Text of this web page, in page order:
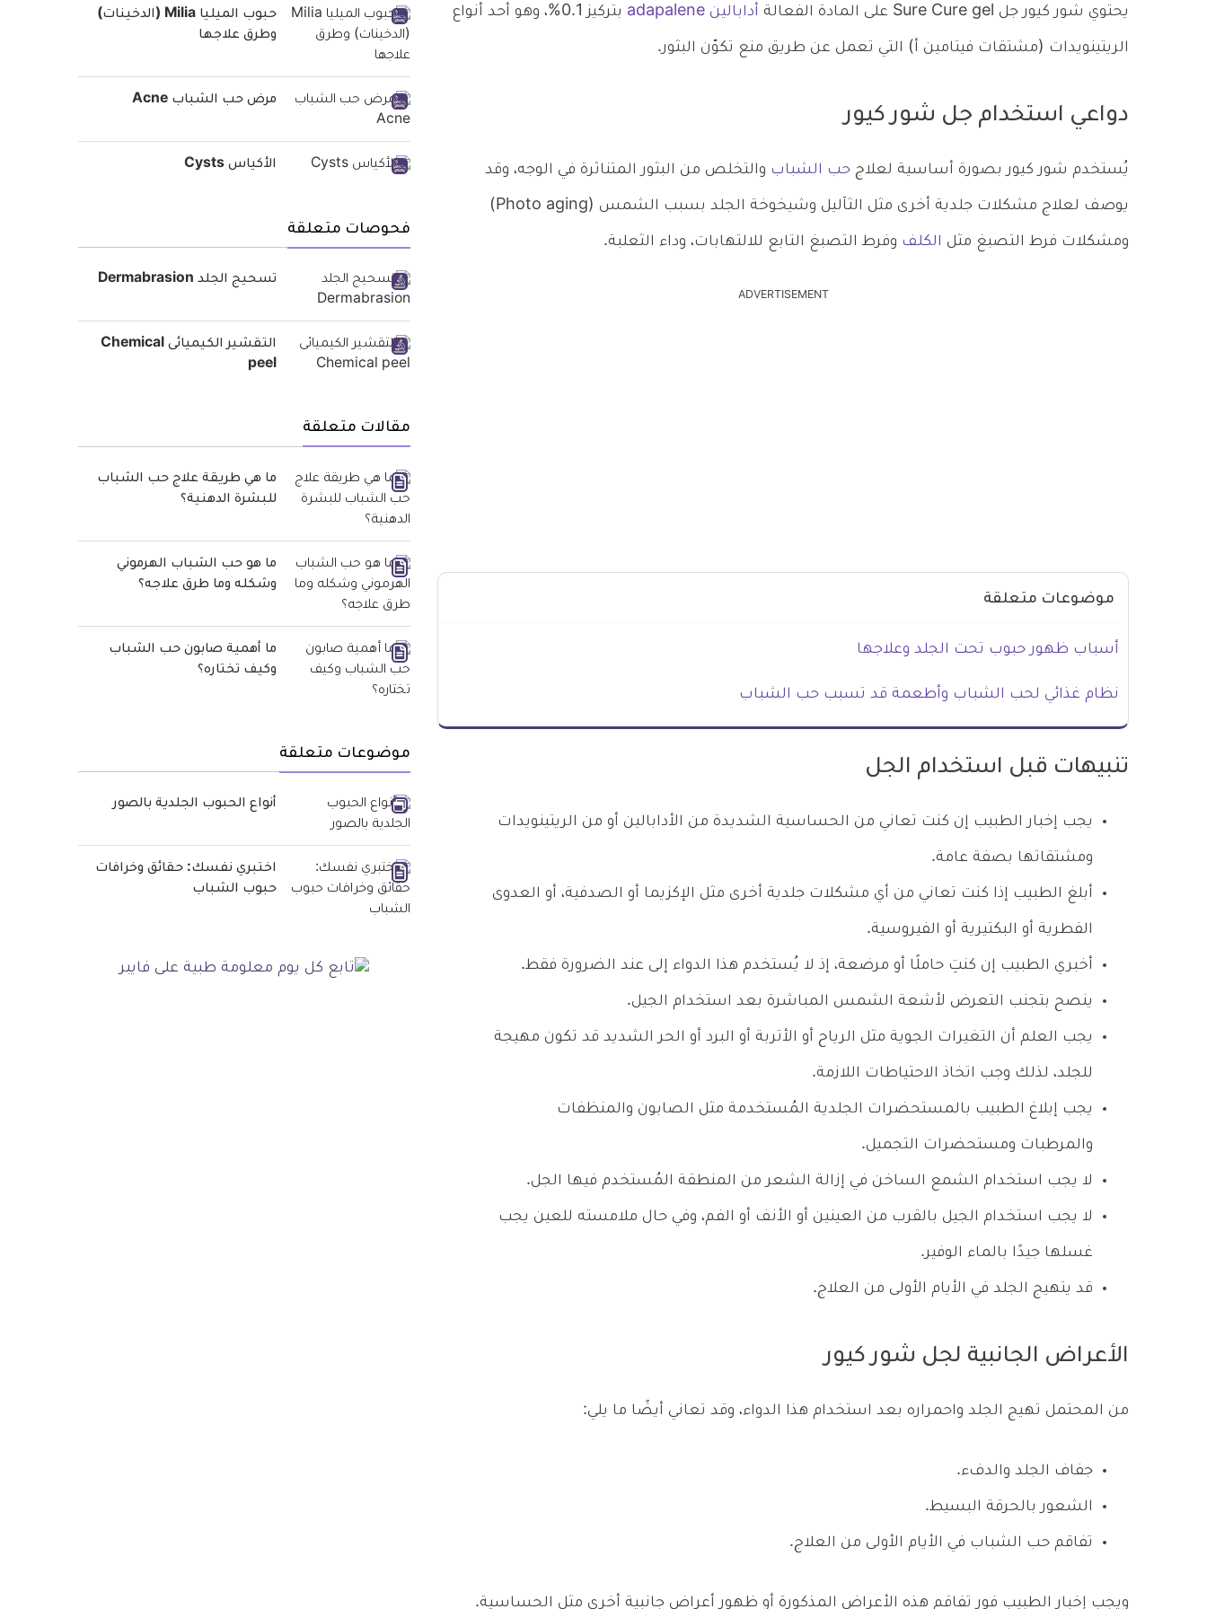
يحتوي شور كيور جل Sure Cure gel على المادة الفعالة أدابالين adapalene بتركيز 0.1%، وهو أحد أنواع
الريتينويدات (مشتقات فيتامين أ) التي تعمل عن طريق منع تكوّن البثور.
دواعي استخدام جل شور كيور
يُستخدم شور كيور بصورة أساسية لعلاج حب الشباب والتخلص من البثور المتناثرة في الوجه، وقد
يوصف لعلاج مشكلات جلدية أخرى مثل الثآليل وشيخوخة الجلد بسبب الشمس (Photo aging)
ومشكلات فرط التصبغ مثل الكلف وفرط التصبغ التابع للالتهابات، وداء الثعلبة.
ADVERTISEMENT
موضوعات متعلقة
أسباب ظهور حبوب تحت الجلد وعلاجها
نظام غذائي لحب الشباب وأطعمة قد تسبب حب الشباب
تنبيهات قبل استخدام الجل
يجب إخبار الطبيب إن كنت تعاني من الحساسية الشديدة من الأدابالين أو من الريتينويدات
ومشتقاتها بصفة عامة.
أبلغ الطبيب إذا كنت تعاني من أي مشكلات جلدية أخرى مثل الإكزيما أو الصدفية، أو العدوى
الفطرية أو البكتيرية أو الفيروسية.
أخبري الطبيب إن كنتِ حاملًا أو مرضعة، إذ لا يُستخدم هذا الدواء إلى عند الضرورة فقط.
ينصح بتجنب التعرض لأشعة الشمس المباشرة بعد استخدام الجيل.
يجب العلم أن التغيرات الجوية مثل الرياح أو الأتربة أو البرد أو الحر الشديد قد تكون مهيجة
للجلد، لذلك وجب اتخاذ الاحتياطات اللازمة.
يجب إبلاغ الطبيب بالمستحضرات الجلدية المُستخدمة مثل الصابون والمنظفات
والمرطبات ومستحضرات التجميل.
لا يجب استخدام الشمع الساخن في إزالة الشعر من المنطقة المُستخدم فيها الجل.
لا يجب استخدام الجيل بالقرب من العينين أو الأنف أو الفم، وفي حال ملامسته للعين يجب
غسلها جيدًا بالماء الوفير.
قد يتهيج الجلد في الأيام الأولى من العلاج.
الأعراض الجانبية لجل شور كيور
من المحتمل تهيج الجلد واحمراره بعد استخدام هذا الدواء، وقد تعاني أيضًا ما يلي:
جفاف الجلد والدفء.
الشعور بالحرقة البسيط.
تفاقم حب الشباب في الأيام الأولى من العلاج.
ويجب إخبار الطبيب فور تفاقم هذه الأعراض المذكورة أو ظهور أعراض جانبية أخرى مثل الحساسية.
حبوب الميليا Milia (الدخينات)
وطرق علاجها
مرض حب الشباب Acne
الأكياس Cysts
فحوصات متعلقة
تسحيج الجلد Dermabrasion
التقشير الكيميائى Chemical
peel
مقالات متعلقة
ما هي طريقة علاج حب الشباب
للبشرة الدهنية؟
ما هو حب الشباب الهرموني
وشكله وما طرق علاجه؟
ما أهمية صابون حب الشباب
وكيف تختاره؟
موضوعات متعلقة
أنواع الحبوب الجلدية بالصور
اختبري نفسك: حقائق وخرافات
حبوب الشباب